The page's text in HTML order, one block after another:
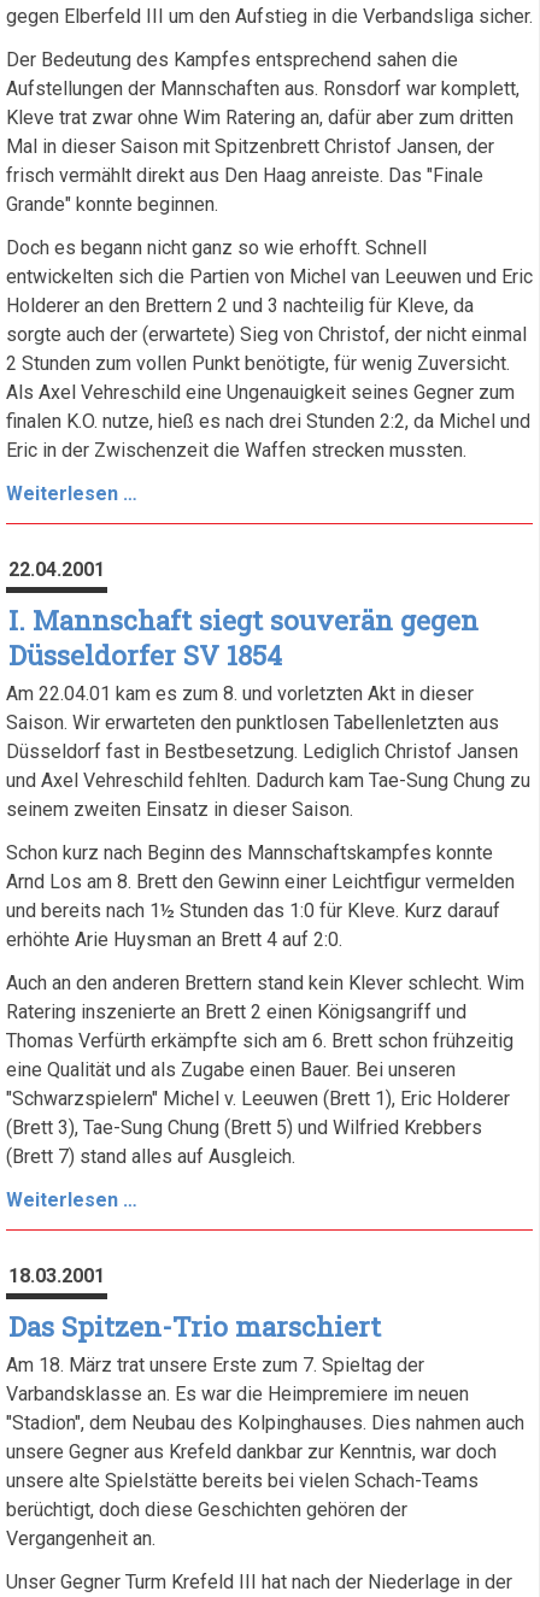
gegen Elberfeld III um den Aufstieg in die Verbandsliga sicher.
Der Bedeutung des Kampfes entsprechend sahen die
Aufstellungen der Mannschaften aus. Ronsdorf war komplett,
Kleve trat zwar ohne Wim Ratering an, dafür aber zum dritten
Mal in dieser Saison mit Spitzenbrett Christof Jansen, der
frisch vermählt direkt aus Den Haag anreiste. Das "Finale
Grande" konnte beginnen.
Doch es begann nicht ganz so wie erhofft. Schnell
entwickelten sich die Partien von Michel van Leeuwen und Eric
Holderer an den Brettern 2 und 3 nachteilig für Kleve, da
sorgte auch der (erwartete) Sieg von Christof, der nicht einmal
2 Stunden zum vollen Punkt benötigte, für wenig Zuversicht.
Als Axel Vehreschild eine Ungenauigkeit seines Gegner zum
finalen K.O. nutze, hieß es nach drei Stunden 2:2, da Michel und
Eric in der Zwischenzeit die Waffen strecken mussten.
Weiterlesen …
Grande
22.04.2001
I. Mannschaft siegt souverän gegen
Düsseldorfer SV 1854
Am 22.04.01 kam es zum 8. und vorletzten Akt in dieser
Saison. Wir erwarteten den punktlosen Tabellenletzten aus
Düsseldorf fast in Bestbesetzung. Lediglich Christof Jansen
und Axel Vehreschild fehlten. Dadurch kam Tae-Sung Chung zu
seinem zweiten Einsatz in dieser Saison.
Schon kurz nach Beginn des Mannschaftskampfes konnte
Arnd Los am 8. Brett den Gewinn einer Leichtfigur vermelden
und bereits nach 1½ Stunden das 1:0 für Kleve. Kurz darauf
erhöhte Arie Huysman an Brett 4 auf 2:0.
Auch an den anderen Brettern stand kein Klever schlecht. Wim
Ratering inszenierte an Brett 2 einen Königsangriff und
Thomas Verfürth erkämpfte sich am 6. Brett schon frühzeitig
eine Qualität und als Zugabe einen Bauer. Bei unseren
"Schwarzspielern" Michel v. Leeuwen (Brett 1), Eric Holderer
(Brett 3), Tae-Sung Chung (Brett 5) und Wilfried Krebbers
(Brett 7) stand alles auf Ausgleich.
Weiterlesen …
Mannschaft
gegen
Düsseldorfer
SV
1854
18.03.2001
Das Spitzen-Trio marschiert
Am 18. März trat unsere Erste zum 7. Spieltag der
Varbandsklasse an. Es war die Heimpremiere im neuen
"Stadion", dem Neubau des Kolpinghauses. Dies nahmen auch
unsere Gegner aus Krefeld dankbar zur Kenntnis, war doch
unsere alte Spielstätte bereits bei vielen Schach-Teams
berüchtigt, doch diese Geschichten gehören der
Vergangenheit an.
Unser Gegner Turm Krefeld III hat nach der Niederlage in der